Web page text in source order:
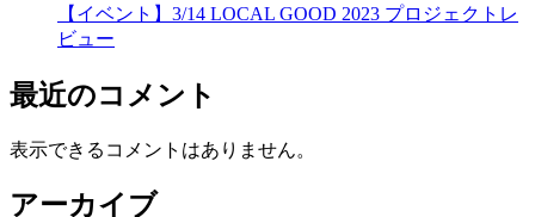
【イベント】3/14 LOCAL GOOD 2023 プロジェクトレ
ビュー
最近のコメント
表示できるコメントはありません。
アーカイブ